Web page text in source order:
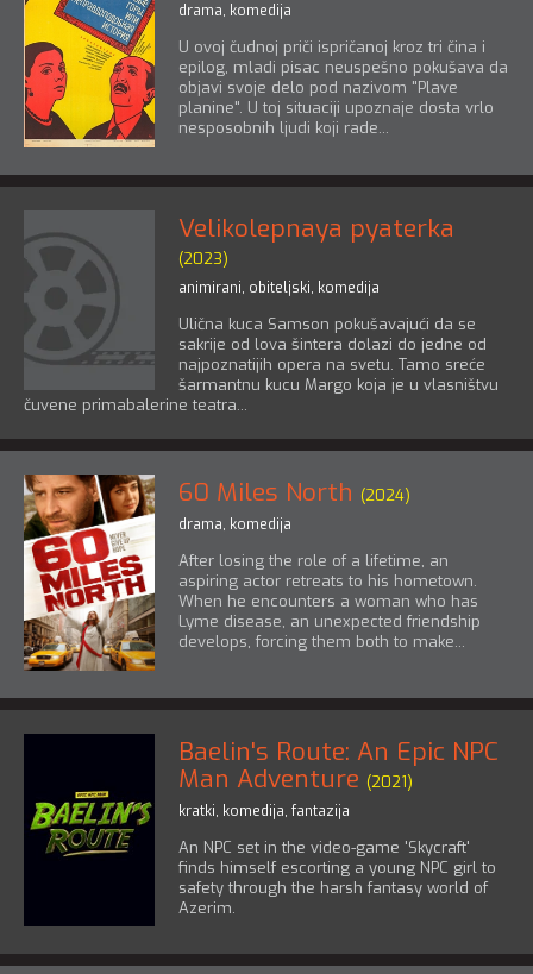
drama, komedija
U ovoj čudnoj priči ispričanoj kroz tri čina i
epilog, mladi pisac neuspešno pokušava da
objavi svoje delo pod nazivom "Plave
planine". U toj situaciji upoznaje dosta vrlo
nesposobnih ljudi koji rade...
Velikolepnaya pyaterka
(2023)
animirani, obiteljski, komedija
Ulična kuca Samson pokušavajući da se
sakrije od lova šintera dolazi do jedne od
najpoznatijih opera na svetu. Tamo sreće
šarmantnu kucu Margo koja je u vlasništvu
čuvene primabalerine teatra...
60 Miles North (2024)
drama, komedija
After losing the role of a lifetime, an
aspiring actor retreats to his hometown.
When he encounters a woman who has
Lyme disease, an unexpected friendship
develops, forcing them both to make...
Baelin's Route: An Epic NPC
Man Adventure (2021)
kratki, komedija, fantazija
An NPC set in the video-game 'Skycraft'
finds himself escorting a young NPC girl to
safety through the harsh fantasy world of
Azerim.